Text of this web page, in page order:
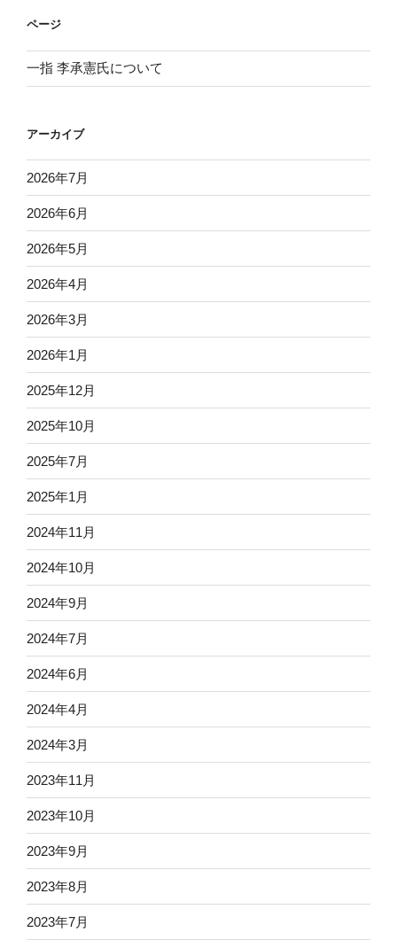
ページ
一指 李承憲氏について
アーカイブ
2026年7月
2026年6月
2026年5月
2026年4月
2026年3月
2026年1月
2025年12月
2025年10月
2025年7月
2025年1月
2024年11月
2024年10月
2024年9月
2024年7月
2024年6月
2024年4月
2024年3月
2023年11月
2023年10月
2023年9月
2023年8月
2023年7月